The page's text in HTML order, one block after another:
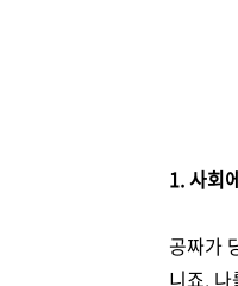
1. 사회
공짜가
니죠.